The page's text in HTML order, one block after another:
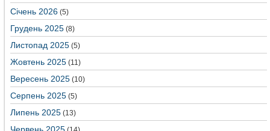
Січень 2026 (5)
Грудень 2025 (8)
Листопад 2025 (5)
Жовтень 2025 (11)
Вересень 2025 (10)
Серпень 2025 (5)
Липень 2025 (13)